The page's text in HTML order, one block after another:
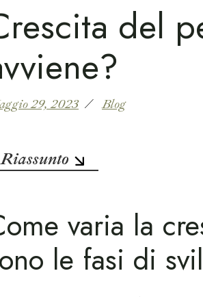
del
29, 2023 Blog
Riassunto
varia la
le fasi di